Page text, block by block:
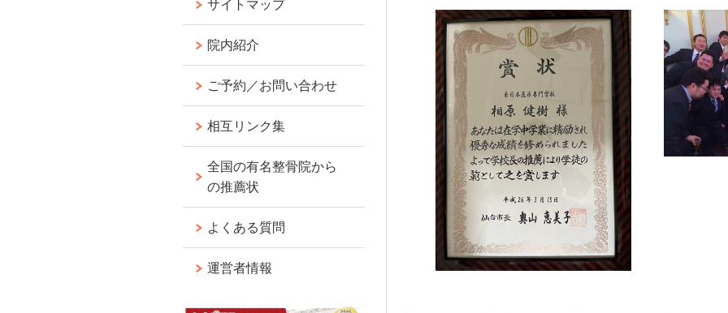
サイトマップ
院内紹介
ご予約／お問い合わせ
相互リンク集
全国の有名整骨院から
の推薦状
よくある質問
運営者情報